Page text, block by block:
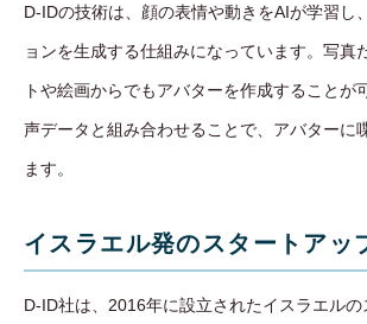
D-IDの技術は、顔の表情や動きをAIが学習し
ョンを生成する仕組みになっています。写真
トや絵画からでもアバターを作成することが
声データと組み合わせることで、アバターに
ます。
イスラエル発のスタートアッ
D-ID社は、2016年に設立されたイスラエル